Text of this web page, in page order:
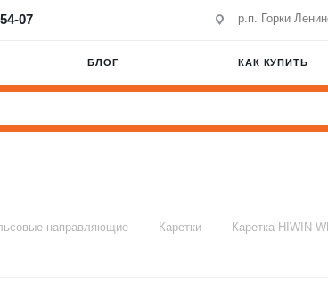
07 р.п. Горки
БЛОГ КАК КУПИТЬ
направляющие — Каретки — Каретка HIWIN